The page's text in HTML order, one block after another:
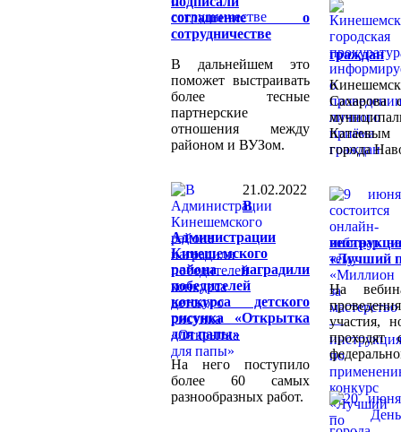
соглашение о
сотрудничестве
В дальнейшем это
поможет выстраивать
более тесные
партнерские
отношения между
районом и ВУЗом.
21.02.2022
В
Администрации
Кинешемского
района наградили
победителей
конкурса детского
рисунка «Открытка
для папы»
На него поступило
более 60 самых
разнообразных работ.
граждан
Сахарова
Катаевым
города
«Лучший
На
участия,
проходят